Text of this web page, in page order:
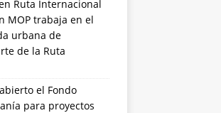
Ruta Internacional
MOP trabaja en el
urbana de
de la Ruta
el Fondo
para proyectos